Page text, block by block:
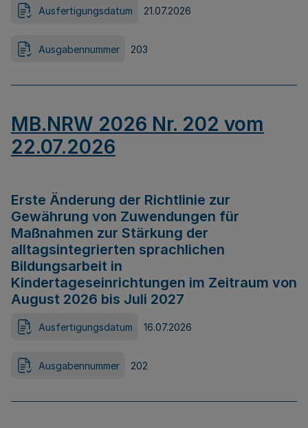
Ausfertigungsdatum 21.07.2026
Ausgabennummer 203
MB.NRW 2026 Nr. 202 vom
22.07.2026
Erste Änderung der Richtlinie zur
Gewährung von Zuwendungen für
Maßnahmen zur Stärkung der
alltagsintegrierten sprachlichen
Bildungsarbeit in
Kindertageseinrichtungen im Zeitraum von
August 2026 bis Juli 2027
Ausfertigungsdatum 16.07.2026
Ausgabennummer 202